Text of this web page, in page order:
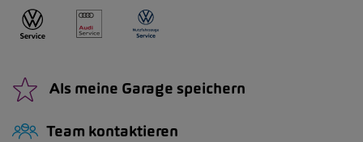
Als meine Garage speichern
Team kontaktieren